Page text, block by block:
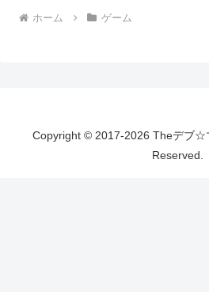
ホーム ゲーム
Copyright © 2017-2026 Theデブ☆
Reserved.